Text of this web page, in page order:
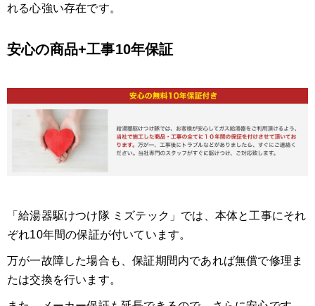
れる心強い存在です。
安心の商品+工事10年保証
「給湯器駆けつけ隊 ミズテック」では、本体と工事にそれ
ぞれ10年間の保証が付いています。
万が一故障した場合も、保証期間内であれば無償で修理ま
たは交換を行います。